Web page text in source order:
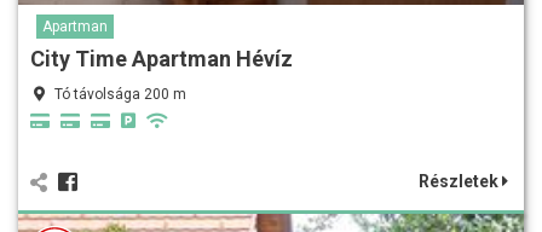
Apartman
City Time Apartman Hévíz
Tó távolsága 200 m
Részletek